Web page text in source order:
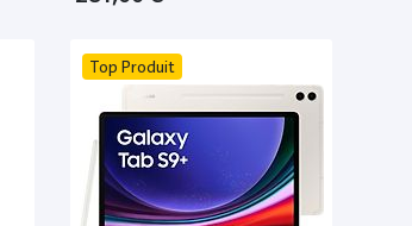
Top Produit